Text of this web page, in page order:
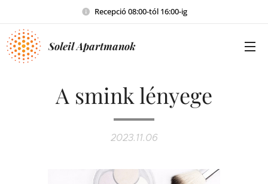
Recepció 08:00-tól 16:00-ig
Soleil Apartmanok
A smink lényege
2023.11.06